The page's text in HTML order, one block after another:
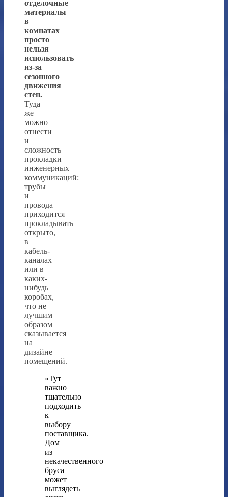
отделочные
материалы
в
комнатах
просто
нельзя
использовать
из-за
сезонного
движения
стен.
Туда
же
можно
отнести
и
сложность
прокладки
инженерных
коммуникаций:
трубы
и
провода
приходится
прокладывать
открыто,
в
кабель-
каналах
или в
каких-
нибудь
коробах,
что не
лучшим
образом
сказывается
на
дизайне
помещений.
«Тут
важно
тщательно
подходить
к
выбору
поставщика.
Дом
из
некачественного
бруса
может
выглядеть